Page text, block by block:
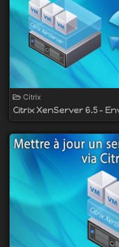
Citrix
Citrix XenServer 6.5 -